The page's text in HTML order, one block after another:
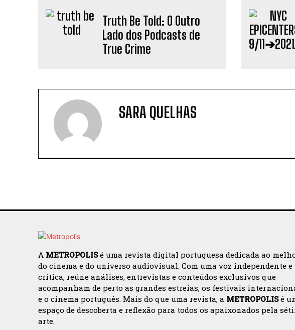
Truth Be Told: O Outro
Lado dos Podcasts de
True Crime
SARA QUELHAS
A METROPOLISé uma revista digital portuguesa dedicada ao
do cinema e do universo audiovisual. Com uma voz independente e
crítica, reúne análises, entrevistas e conteúdos exclusivos que
acompanham de perto as grandes estreias, os festivais
e o cinema português. Mais do que uma revista, a METROPOLISé
espaço de descoberta e reflexão para todos os apaixonados pela
arte.